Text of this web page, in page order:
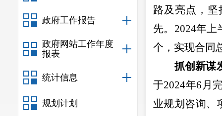
政府工作报告
政府网站工作年度
报表
统计信息
规划计划
路及亮点，坚
先。 2024年上
个，实现合同
抓创新谋
于2024年6 月
业规划咨询、